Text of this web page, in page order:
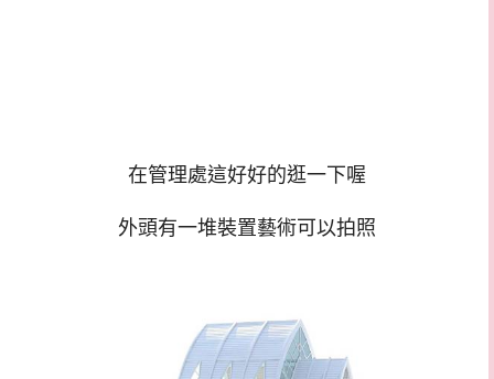
在管理處這好好的逛一下喔
外頭有一堆裝置藝術可以拍照